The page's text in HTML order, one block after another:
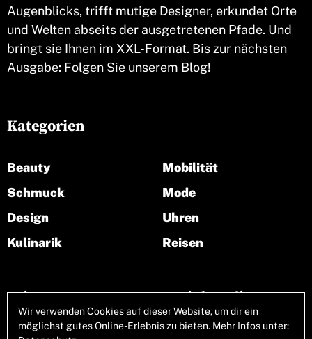
Augenblicks, trifft mutige Designer, erkundet Orte
und Welten abseits der ausgetretenen Pfade. Und
bringt sie Ihnen im XXL-Format. Bis zur nächsten
Ausgabe: Folgen Sie unserem Blog!
Seiten
Kategorien
Beauty
Schmuck
Design
Kulinarik
Mobilität
Mode
Uhren
Reisen
Social Media
Wir verwenden Cookies auf dieser Website, um dir ein
möglichst gutes Online-Erlebnis zu bieten. Mehr Infos unter: